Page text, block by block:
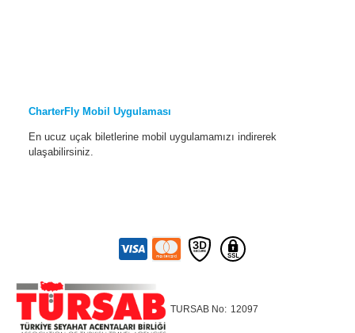
CharterFly Mobil Uygulaması
En ucuz uçak biletlerine mobil uygulamamızı indirerek
ulaşabilirsiniz.
TURSAB No: 12097